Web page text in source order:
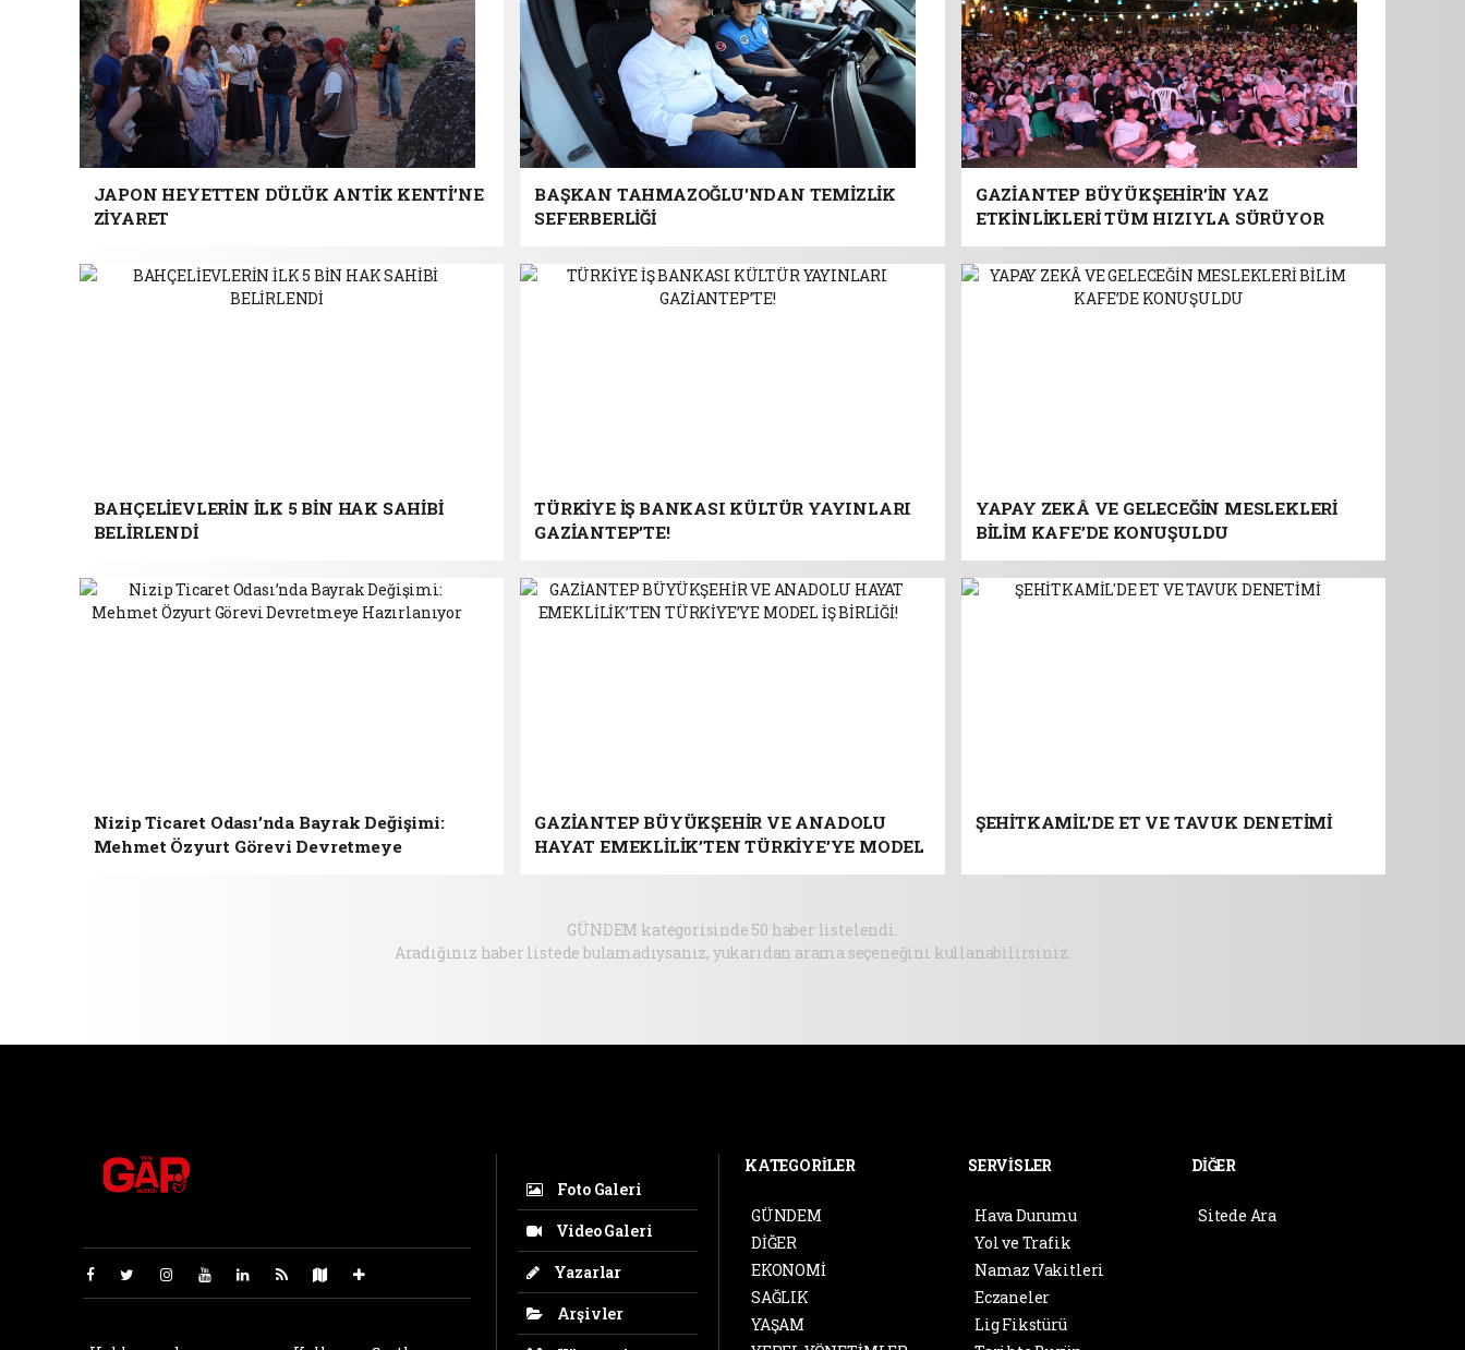
JAPON HEYETTEN DÜLÜK ANTİK KENTİ’NE
ZİYARET
BAŞKAN TAHMAZOĞLU'NDAN TEMİZLİK
SEFERBERLİĞİ
GAZİANTEP BÜYÜKŞEHİR’İN YAZ
ETKİNLİKLERİ TÜM HIZIYLA SÜRÜYOR
BAHÇELİEVLERİN İLK 5 BİN HAK SAHİBİ
BELİRLENDİ
TÜRKİYE İŞ BANKASI KÜLTÜR YAYINLARI
GAZİANTEP’TE!
YAPAY ZEKÂ VE GELECEĞİN MESLEKLERİ
BİLİM KAFE’DE KONUŞULDU
Nizip Ticaret Odası’nda Bayrak Değişimi:
Mehmet Özyurt Görevi Devretmeye
GAZİANTEP BÜYÜKŞEHİR VE ANADOLU
HAYAT EMEKLİLİK’TEN TÜRKİYE’YE MODEL
ŞEHİTKAMİL'DE ET VE TAVUK DENETİMİ
GÜNDEM kategorisinde 50 haber listelendi.
Aradığınız haber listede bulamadıysanız, yukarıdan arama seçeneğini kullanabilirsiniz.
Foto Galeri
Video Galeri
Yazarlar
Arşivler
KATEGORİLER
GÜNDEM
DİĞER
EKONOMİ
SAĞLIK
YAŞAM
SERVİSLER
Hava Durumu
Yol ve Trafik
Namaz Vakitleri
Eczaneler
Lig Fikstürü
DİĞER
Sitede Ara